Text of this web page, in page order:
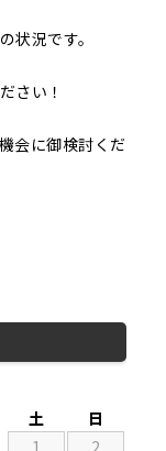
状況です。
さい！
会に御検討くだ
土
日
1
2